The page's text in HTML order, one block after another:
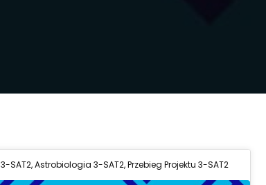
3-SAT2,Astrobiologia 3-SAT2,Przebieg Projektu 3-SAT2